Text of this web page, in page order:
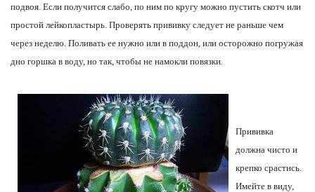
подвоя. Если получится слабо, по ним по кругу можно пустить скотч или
простой лейкопластырь. Проверять прививку следует не раньше чем
через неделю. Поливать ее нужно или в поддон, или осторожно погружая
дно горшка в воду, но так, чтобы не намокли повязки.
Прививка
должна чисто и
крепко срастись.
Имейте в виду,